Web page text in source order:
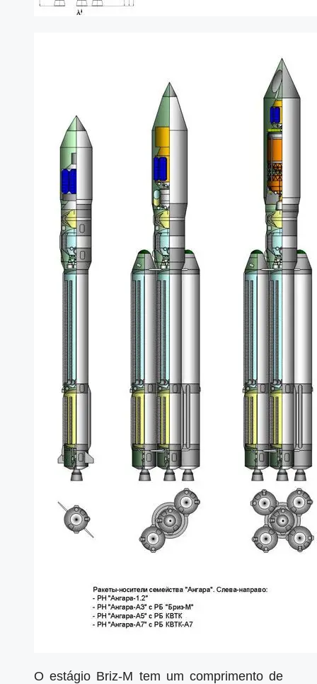
O estágio Briz-M tem um comprimento de